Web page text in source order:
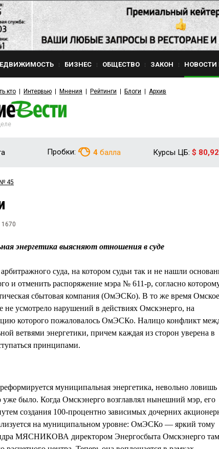
БИЗНЕС ОБЩЕСТВО ЗАКОН
кто Интервью Мнения Рейтинги Блоги Архив
Пробки: 4 балла Курсы ЦБ: $
№ 45
1670
энергетика выясняют отношения в суде
суда, на котором судьи так и не нашли
и отменить распоряжение мэра № 611-р, согласно
сбытовая компания (ОмЭСКо). В то же время Омское
не усмотрело нарушений в действиях Омскэнерго, на
которого пожаловалось ОмЭСКо. Налицо конфликт
ветвями энергетики, причем каждая из сторон уверена в
принципами.
муниципальная энергетика, невольно ловишь
уже было. Когда Омскэнерго возглавлял нынешний мэр, его
создания 100-процентно зависимых дочерних
на муниципальном уровне: ОмЭСКо — яркий тому
МЯСНИКОВА директором Энергосбыта Омскэнерго там